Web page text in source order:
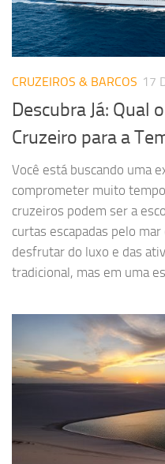
CRUZEIROS & BARCOS 17
Descubra Já: Qual
Cruzeiro para a
Você está buscando uma
comprometer muito
cruzeiros podem ser a
curtas escapadas pelo
desfrutar do luxo e das
tradicional, mas em uma